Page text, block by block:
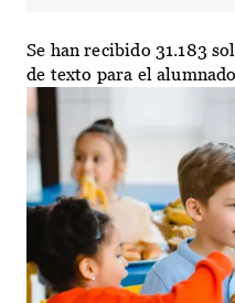
Se han recibido 31.183
de texto para el